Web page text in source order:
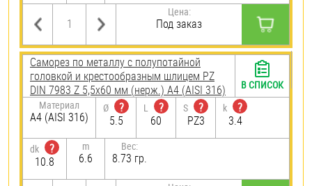
Цена:
Под заказ
Саморез по металлу с полупотайной
головкой и крестообразным шлицем PZ
DIN 7983 Z 5,5х60 мм (нерж.) A4 (AISI 316)
Материал
A4 (AISI 316)
Ø
?
5.5
L
?
60
S
?
PZ3
k
?
3.4
dk
?
10.8
m
6.6
Вес:
8.73 гр.
В СПИСОК